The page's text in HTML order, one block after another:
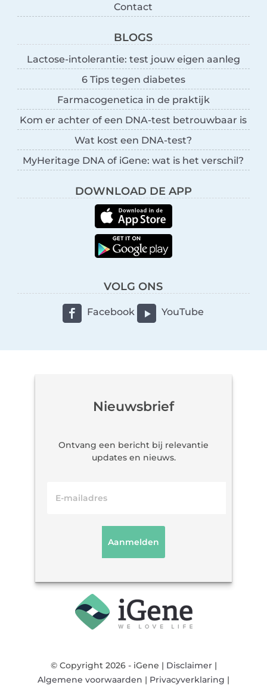
Contact
BLOGS
Lactose-intolerantie: test jouw eigen aanleg
6 Tips tegen diabetes
Farmacogenetica in de praktijk
Kom er achter of een DNA-test betrouwbaar is
Wat kost een DNA-test?
MyHeritage DNA of iGene: wat is het verschil?
DOWNLOAD DE APP
VOLG ONS
Facebook YouTube
Nieuwsbrief
Ontvang een bericht bij relevantie
updates en nieuws.
© Copyright 2026 - iGene | Disclaimer|
Algemene voorwaarden | Privacyverklaring |